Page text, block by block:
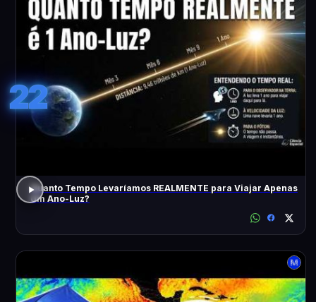
22
Quanto Tempo Levaríamos REALMENTE para Viajar Apenas
Um Ano-Luz?